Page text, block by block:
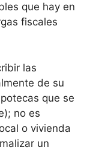
que hay en
fiscales
las
de su
que se
no es
o vivienda
un